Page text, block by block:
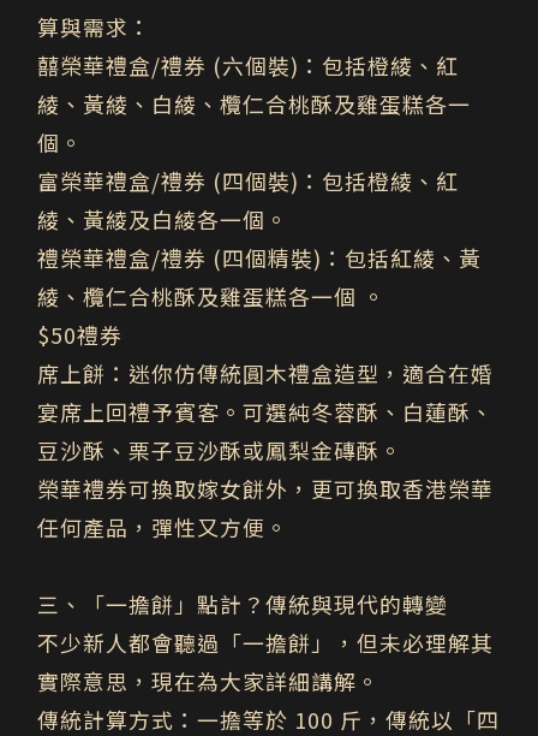
算與需求：
囍榮華禮盒/禮券 (六個裝) ：包括橙綾、紅
綾、黃綾、白綾、欖仁合桃酥及雞蛋糕各一
個。
富榮華禮盒/禮券 (四個裝) ：包括橙綾、紅
綾、黃綾及白綾各一個。
禮榮華禮盒/禮券 (四個精裝) ：包括紅綾、黃
綾、欖仁合桃酥及雞蛋糕各一個 。
$50禮券
席上餅 ：迷你仿傳統圓木禮盒造型，適合在婚
宴席上回禮予賓客。可選純冬蓉酥、白蓮酥、
豆沙酥、栗子豆沙酥或鳳梨金磚酥。
榮華禮券可換取嫁女餅外，更可換取香港榮華
任何產品，彈性又方便。
三、「一擔餅」點計？傳統與現代的轉變
不少新人都會聽過「一擔餅」，但未必理解其
實際意思，現在為大家詳細講解。
傳統計算方式：一擔等於 100 斤，傳統以「四